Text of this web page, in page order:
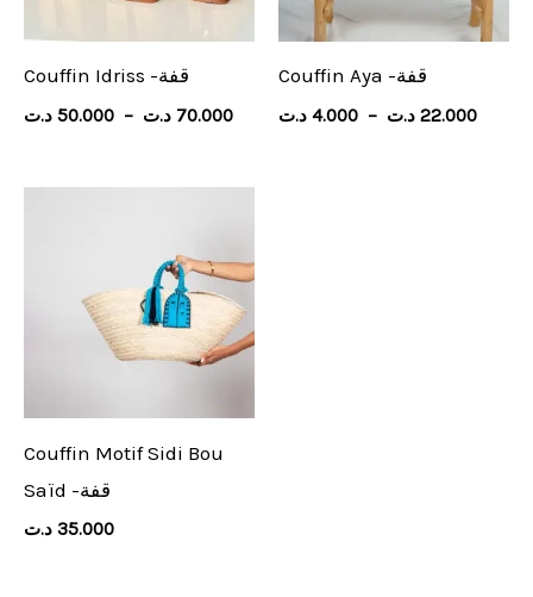
Couffin Idriss -قفة
50.000 د.ت – 70.000 د.ت
Couffin Aya -قفة
4.000 د.ت – 22.000 د.ت
Couffin Motif Sidi Bou
Saïd -قفة
35.000 د.ت